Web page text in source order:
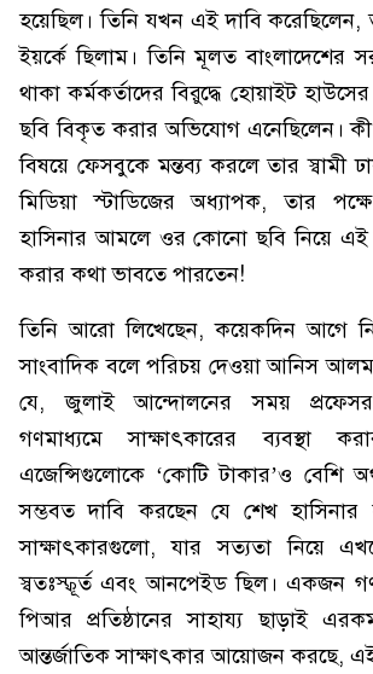
হয়েছিল। তিনি যখন এই দাবি
ইয়র্কে ছিলাম। তিনি মূলত বাংলাদেশের
থাকা কর্মকর্তাদের বিরুদ্ধে হোয়াইট
ছবি বিকৃত করার অভিযোগ এনেছিলেন।
বিষয়ে ফেসবুকে মন্তব্য করলে তার স্বামী
মিডিয়া স্টাডিজের অধ্যাপক, তার
হাসিনার আমলে ওর কোনো ছবি নিয়ে
করার কথা ভাবতে পারতেন!
তিনি আরো লিখেছেন, কয়েকদিন আগে
সাংবাদিক বলে পরিচয় দেওয়া আনিস
যে, জুলাই আন্দোলনের সময়
গণমাধ্যমে সাক্ষাৎকারের ব্যবস্থা
এজেন্সিগুলোকে ‘কোটি টাকার’ও বেশি
সম্ভবত দাবি করছেন যে শেখ হাসিনার
সাক্ষাৎকারগুলো, যার সত্যতা নিয়ে
স্বতঃস্ফূর্ত এবং আনপেইড ছিল। একজন
পিআর প্রতিষ্ঠানের সাহায্য ছাড়াই
আন্তর্জাতিক সাক্ষাৎকার আয়োজন করছে,